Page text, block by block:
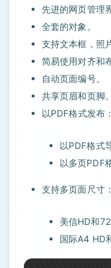
先进的网页管理
全套的对象。
支持文本框，照
简易使用对齐和
自动页面编号。
共享页眉和页脚。
以PDF格式发布：
以PDF格式
以多页PDF
支持多页面尺寸：
美信HD和
国际A4 HD